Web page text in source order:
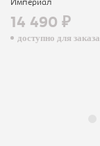
Империал
14 490 ₽
доступно для заказа